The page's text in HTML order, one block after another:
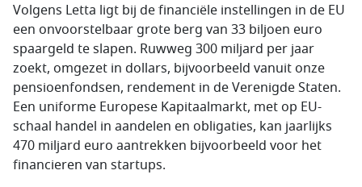
Volgens Letta ligt bij de financiële instellingen in de EU
een onvoorstelbaar grote berg van 33 biljoen euro
spaargeld te slapen. Ruwweg 300 miljard per jaar
zoekt, omgezet in dollars, bijvoorbeeld vanuit onze
pensioenfondsen, rendement in de Verenigde Staten.
Een uniforme Europese Kapitaalmarkt, met op EU-
schaal handel in aandelen en obligaties, kan jaarlijks
470 miljard euro aantrekken bijvoorbeeld voor het
financieren van startups.